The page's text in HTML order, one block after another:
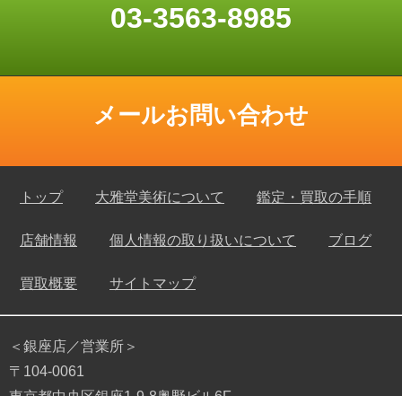
03-3563-8985
メールお問い合わせ
トップ 大雅堂美術について 鑑定・買取の手順
店舗情報 個人情報の取り扱いについて ブログ
買取概要 サイトマップ
＜銀座店／営業所＞
〒104-0061